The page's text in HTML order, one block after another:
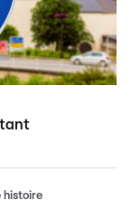
histoire